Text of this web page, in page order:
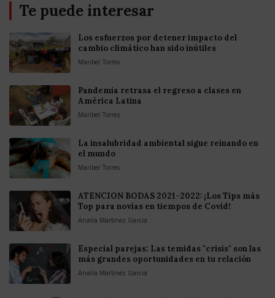
Te puede interesar
Los esfuerzos por detener impacto del
cambio climático han sido inútiles
Maribel Torres
Pandemia retrasa el regreso a clases en
América Latina
Maribel Torres
La insalubridad ambiental sigue reinando en
el mundo
Maribel Torres
ATENCION BODAS 2021-2022: ¡Los Tips más
Top para novias en tiempos de Covid!
Analia Martinez Garcia
Especial parejas: Las temidas "crisis" son las
más grandes oportunidades en tu relación
Analia Martinez Garcia